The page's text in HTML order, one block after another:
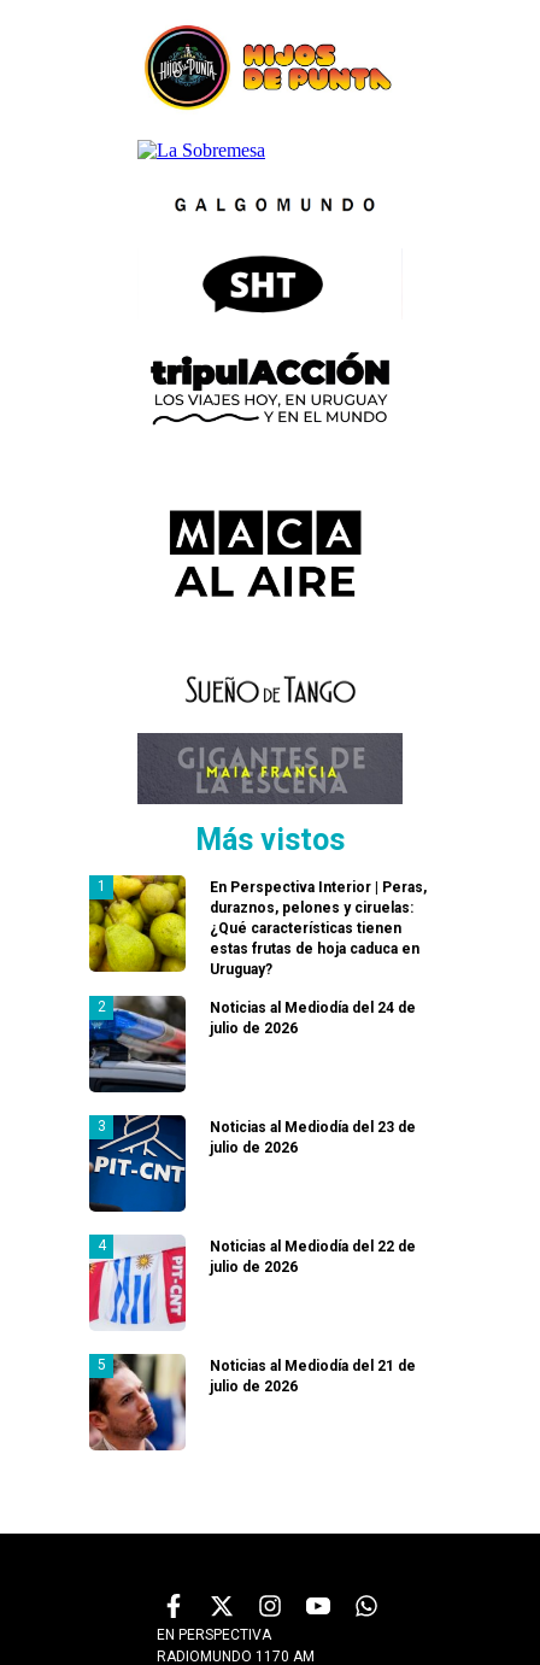
Más vistos
En Perspectiva Interior | Peras,
duraznos, pelones y ciruelas:
¿Qué características tienen
estas frutas de hoja caduca en
Uruguay?
Noticias al Mediodía del 24 de
julio de 2026
Noticias al Mediodía del 23 de
julio de 2026
Noticias al Mediodía del 22 de
julio de 2026
Noticias al Mediodía del 21 de
julio de 2026
EN PERSPECTIVA
RADIOMUNDO 1170 AM